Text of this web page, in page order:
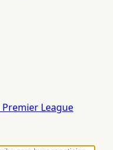
Premier League